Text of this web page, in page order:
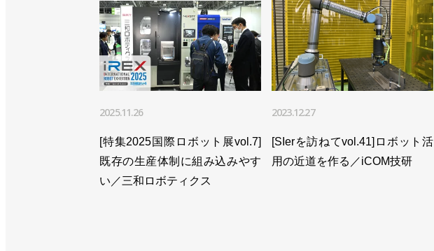
2025.11.26
[特集2025国際ロボット展vol.7]
既存の生産体制に組み込みやす
い／三和ロボティクス
2023.12.27
[SIerを訪ねてvol.41]ロボット活
用の近道を作る／iCOM技研